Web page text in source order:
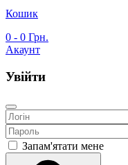
Кошик
0 - 0 Грн.
Акаунт
Увійти
Запам'ятати мене